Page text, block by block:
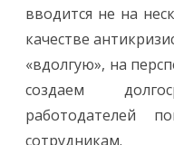
вводится не на
качестве
«вдолгую», на
создаем
работодателей
сотрудникам.